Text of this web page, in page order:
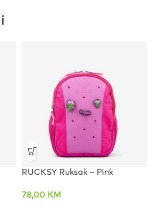
RUCKSY Ruksak – Pink
78,00 KM